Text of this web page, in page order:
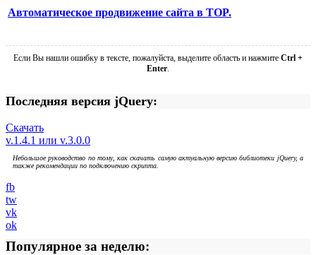
Автоматическое продвижение сайта в TOP.
Если Вы нашли ошибку в тексте, пожалуйста, выделите область и нажмите Ctrl +
Enter.
Последняя версия jQuery:
Скачать
v.1.4.1 или v.3.0.0
Небольшое руководство по тому, как скачать самую актуальную версию библиотеки jQuery, а
также рекомендации по подключению скрипта.
fb
tw
vk
ok
Популярное за неделю: